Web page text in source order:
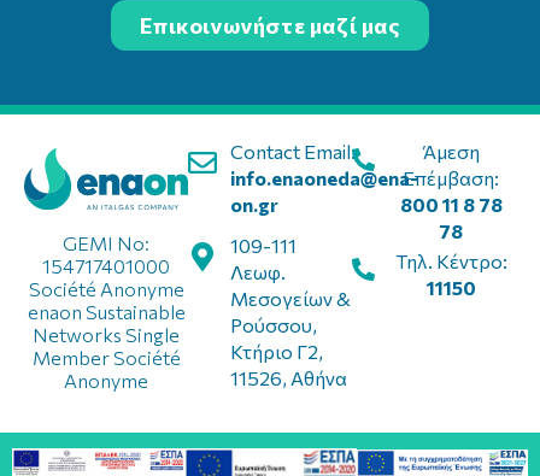
Επικοινωνήστε μαζί μας
Contact Email:
info.enaoneda@ena-
on.gr
109-111
Λεωφ.
Μεσογείων &
Ρούσσου,
Κτήριο Γ2,
11526, Αθήνα
GEMI No:
154717401000
Société Anonyme
enaon Sustainable
Networks Single
Member Société
Anonyme
Άμεση
Επέμβαση:
800 11 8 78
78
Τηλ. Κέντρο:
11150